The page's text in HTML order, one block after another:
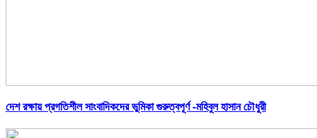
দেশ রক্ষায় প্রগতিশীল সাংবাদিকদের ভুমিকা গুরুত্বপূর্ণ -মহিবুল হাসান চৌধুরী